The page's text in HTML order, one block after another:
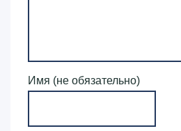
Имя (не обязательно)